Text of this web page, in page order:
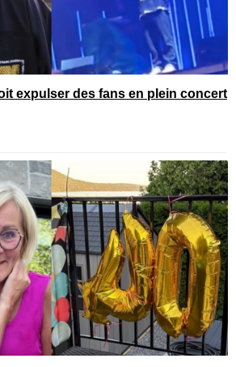
expulser des fans en plein concert